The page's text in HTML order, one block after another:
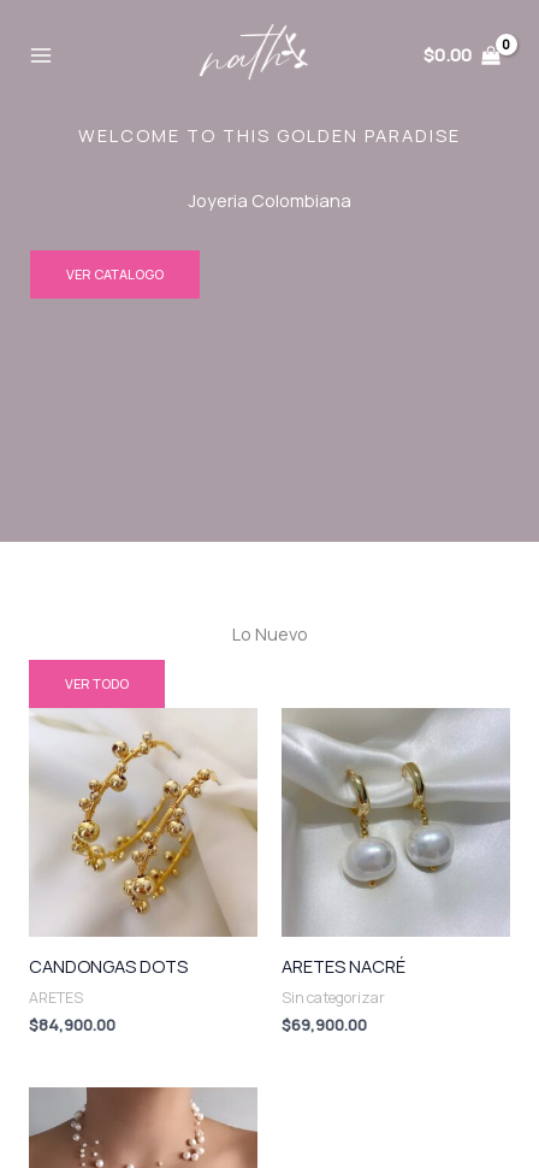
$0.00
WELCOME TO THIS GOLDEN PARADISE
Joyeria Colombiana
VER CATALOGO
Lo Nuevo
VER TODO
CANDONGAS DOTS
ARETES
$84,900.00
ARETES NACRÉ
Sin categorizar
$69,900.00